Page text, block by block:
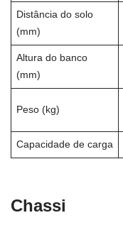
Distância do solo
(mm)
Altura do banco
(mm)
Peso (kg)
Capacidade de carga
Chassi